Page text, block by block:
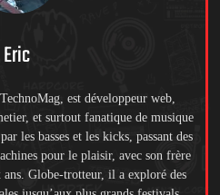
Eric
est développeur web,
et surtout fanatique de musique
les basses et les kicks, passant des
pour le plaisir, avec son frère
ans. Globe-trotteur, il a exploré des